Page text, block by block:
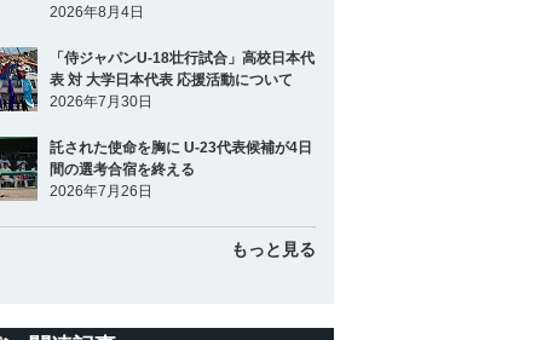
2026年8月4日
「侍ジャパンU-18壮行試合」高校日本代
表 対 大学日本代表 応援活動について
2026年7月30日
託された使命を胸に U-23代表候補が4日
間の選考合宿を終える
2026年7月26日
もっと見る